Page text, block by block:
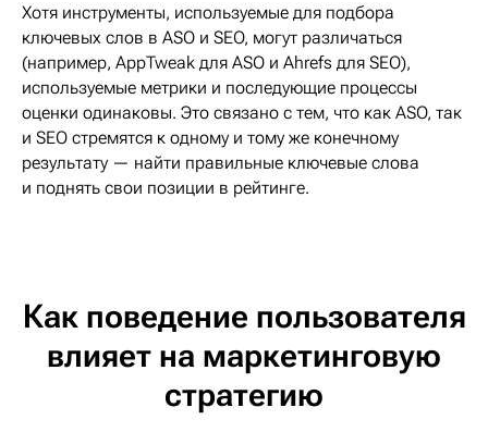
Хотя инструменты, используемые для подбора
ключевых слов в ASO и SEO, могут различаться
(например, AppTweak для ASO и Ahrefs для SEO),
используемые метрики и последующие процессы
оценки одинаковы. Это связано с тем, что как ASO, так
и SEO стремятся к одному и тому же конечному
результату — найти правильные ключевые слова
и поднять свои позиции в рейтинге.
Как поведение пользователя
влияет на маркетинговую
стратегию